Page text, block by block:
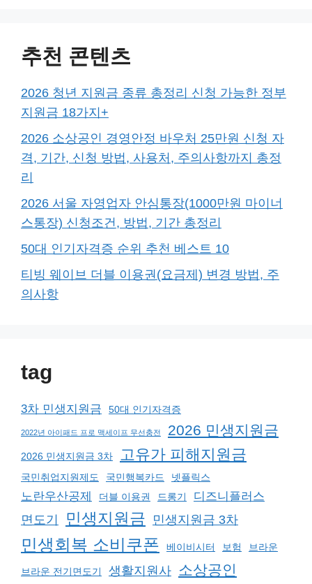
추천 콘텐츠
2026 청년 지원금 종류 총정리 신청 가능한 정부
지원금 18가지+
2026 소상공인 경영안정 바우처 25만원 신청 자
격, 기간, 신청 방법, 사용처, 주의사항까지 총정
리
2026 서울 자영업자 안심통장(1000만원 마이너
스통장) 신청조건, 방법, 기간 총정리
50대 인기자격증 순위 추천 베스트 10
티빙 웨이브 더블 이용권(요금제) 변경 방법, 주
의사항
tag
3차 민생지원금 50대 인기자격증
2022년 아이패드 프로 맥세이프 무선충전 2026 민생지원금
2026 민생지원금 3차 고유가 피해지원금
국민취업지원제도 국민행복카드 넷플릭스
노란우산공제 더블 이용권 드롱기 디즈니플러스
면도기 민생지원금 민생지원금 3차
민생회복 소비쿠폰 베이비시터 보험 브라운
브라운 전기면도기 생활지원사 소상공인